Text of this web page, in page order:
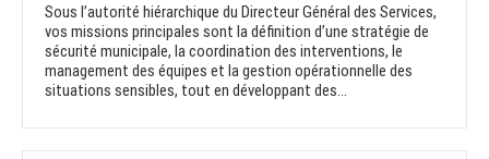
Sous l’autorité hiérarchique du Directeur Général des Services,
vos missions principales sont la définition d’une stratégie de
sécurité municipale, la coordination des interventions, le
management des équipes et la gestion opérationnelle des
situations sensibles, tout en développant des...